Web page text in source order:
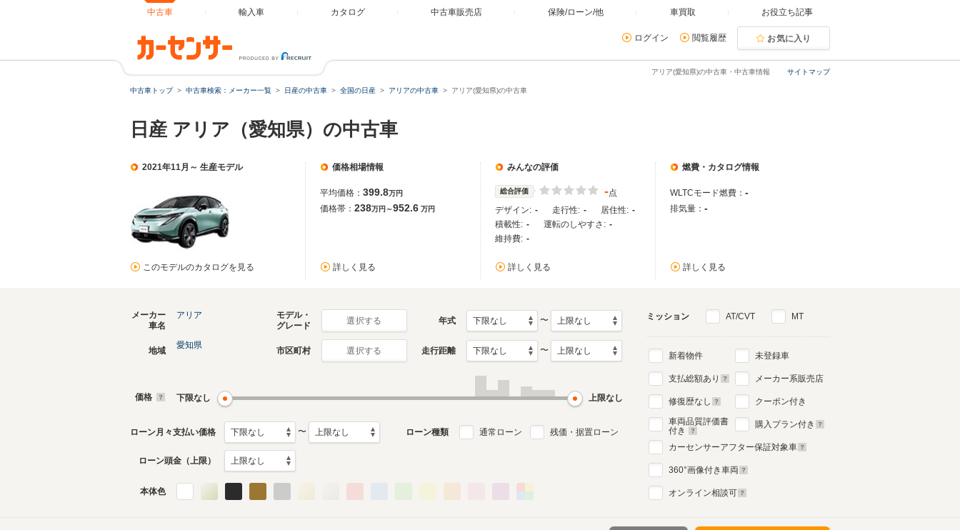
中古車 輸入車 カタログ 中古車販売店 保険/ローン/他 車買取 お役立ち記事
ログイン 閲覧履歴 お気に入り
サイトマップ
アリア(愛知県)の中古車・中古車情報
中古車トップ 中古車検索：メーカー一覧 日産の中古車 全国の日産 アリアの中古車 アリア(愛知県)の中古車
日産 アリア（愛知県）の中古車
2021年11月～ 生産モデル
このモデルのカタログを見る
価格相場情報
平均価格： 399.8万円
価格帯： 238万円～952.6 万円
詳しく見る
みんなの評価
総合評価 -点
デザイン: - 走行性: - 居住性: -
積載性: - 運転のしやすさ: -
維持費: -
詳しく見る
燃費・カタログ情報
WLTCモード燃費： -
排気量： -
詳しく見る
メーカー
車名
アリア
モデル・
グレード
選択する 年式 〜
地域
愛知県
市区町村 選択する 走行距離 〜
価格 下限なし 上限なし
ローン月々支払い価格 〜 ローン種類 通常ローン 残価・据置ローン
ローン頭金（上限）
本体色
ミッション AT/CVT MT
新着物件
支払総額あり
修復歴なし
車両品質評価書
付き
未登録車
メーカー系販売店
クーポン付き
購入プラン付き
カーセンサーアフター保証対象車
360°画像付き車両
オンライン相談可